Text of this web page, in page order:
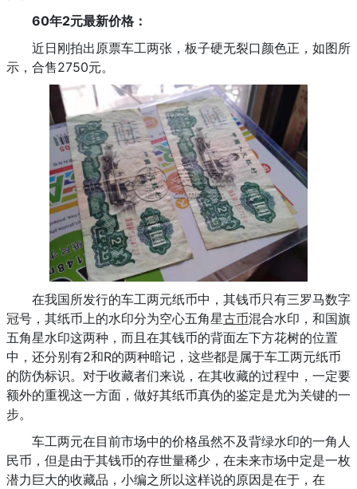
60年2元最新价格：
近日刚拍出原票车工两张，板子硬无裂口颜色正，如图所
示，合售2750元。
在我国所发行的车工两元纸币中，其钱币只有三罗马数字
冠号，其纸币上的水印分为空心五角星古币混合水印，和国旗
五角星水印这两种，而且在其钱币的背面左下方花树的位置
中，还分别有2和R的两种暗记，这些都是属于车工两元纸币
的防伪标识。对于收藏者们来说，在其收藏的过程中，一定要
额外的重视这一方面，做好其纸币真伪的鉴定是尤为关键的一
步。
车工两元在目前市场中的价格虽然不及背绿水印的一角人
民币，但是由于其钱币的存世量稀少，在未来市场中定是一枚
潜力巨大的收藏品，小编之所以这样说的原因是在于，在